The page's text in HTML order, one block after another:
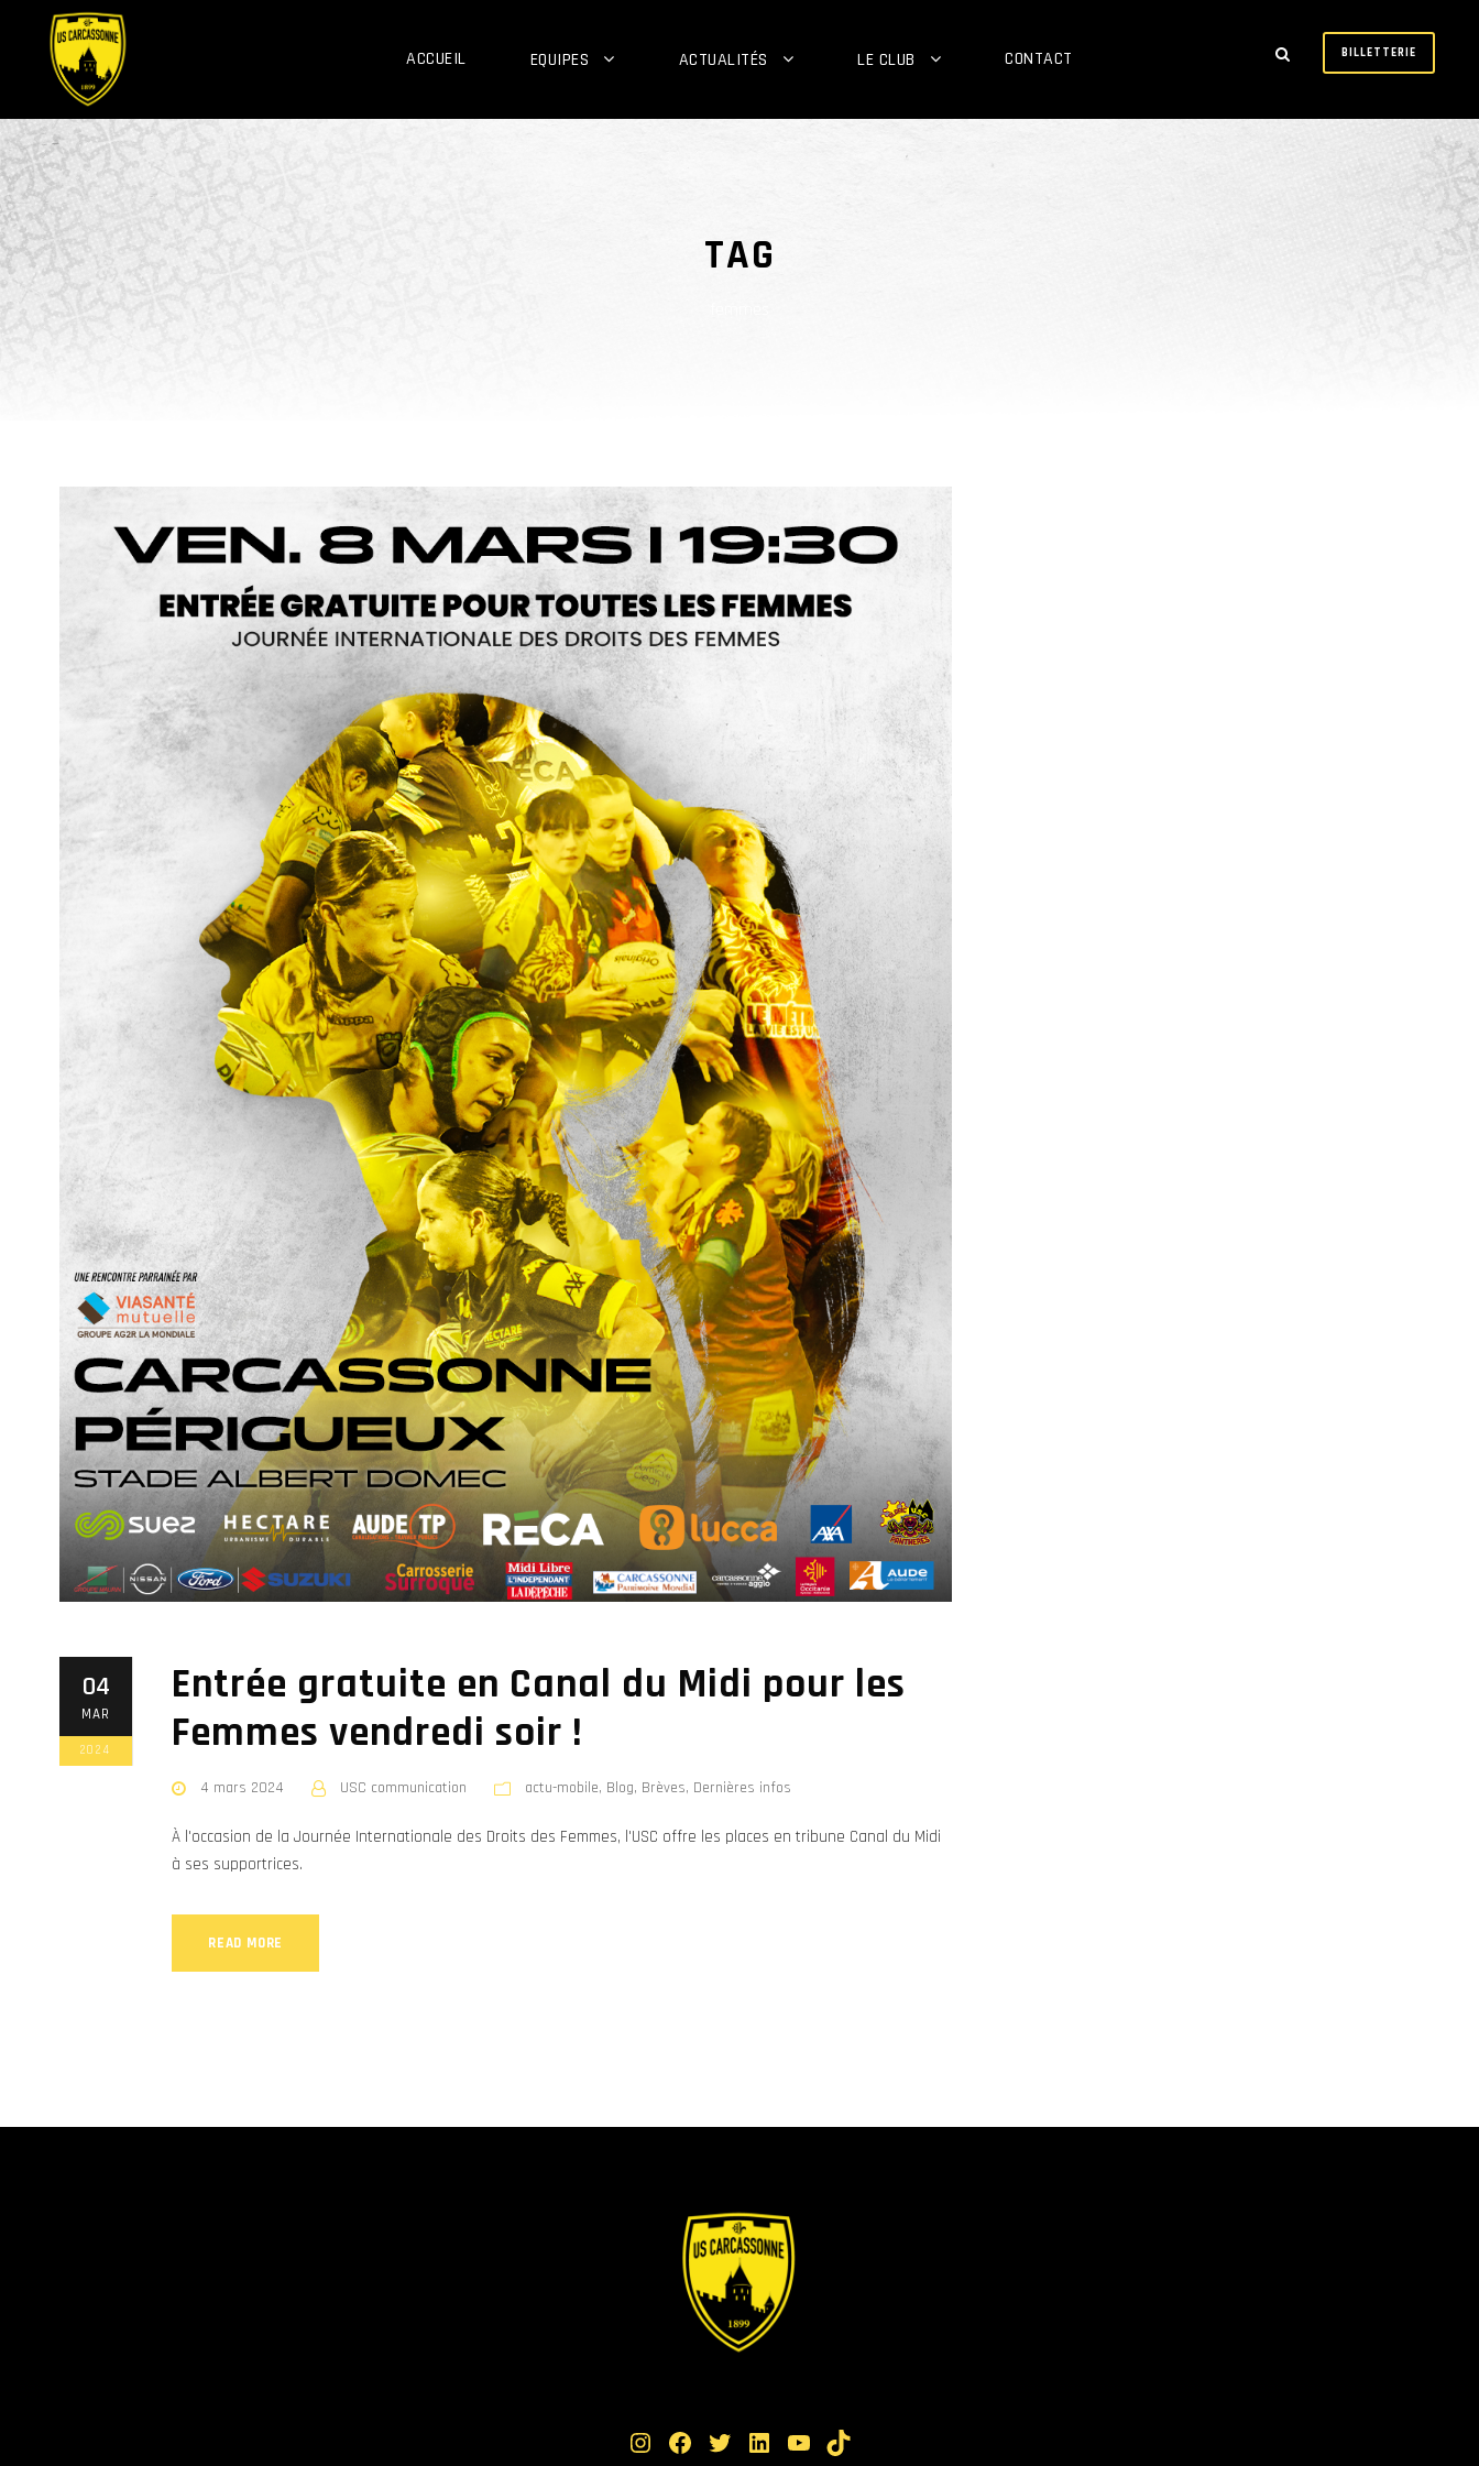
ACCUEIL EQUIPES ACTUALITÉS LE CLUB CONTACT BILLETTERIE
TAG
04
MAR
2024
Entrée gratuite en Canal du Midi pour les
Femmes vendredi soir !
4 mars 2024 USC communication actu-mobile, Blog, Brèves, Dernières infos
À l'occasion de la Journée Internationale des Droits des Femmes, l'USC offre les places en tribune Canal du Midi
à ses supportrices.
READ MORE
Instagram Facebook Twitter LinkedIn YouTube TikTok